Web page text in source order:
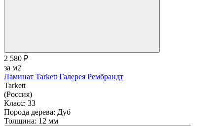
2 580 ₽
за м2
Ламинат Tarkett Галерея Рембрандт
Tarkett
(Россия)
Класс: 33
Порода дерева: Дуб
Толщина: 12 мм